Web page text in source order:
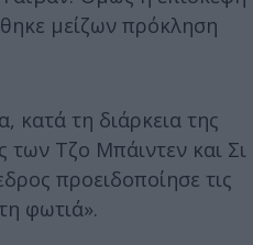
μείζων πρόκληση
τη διάρκεια της
των Τζο Μπάιντεν και Σι
προειδοποίησε τις
φωτιά».